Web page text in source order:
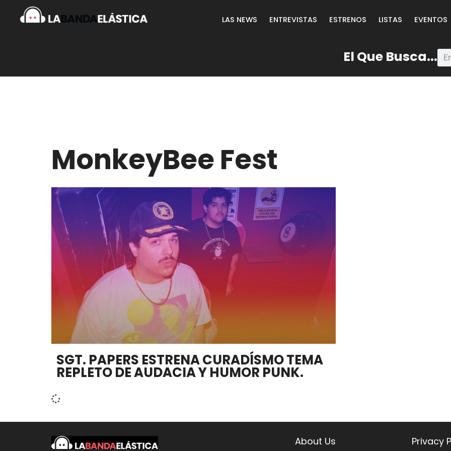
LAS NEWS ENTREVISTAS ESTRENOS LISTAS EVENTOS
El Que Busca...
MonkeyBee Fest
SGT. PAPERS ESTRENA CURADÍSMO TEMA
REPLETO DE AUDACIA Y HUMOR PUNK.
About Us
Privacy